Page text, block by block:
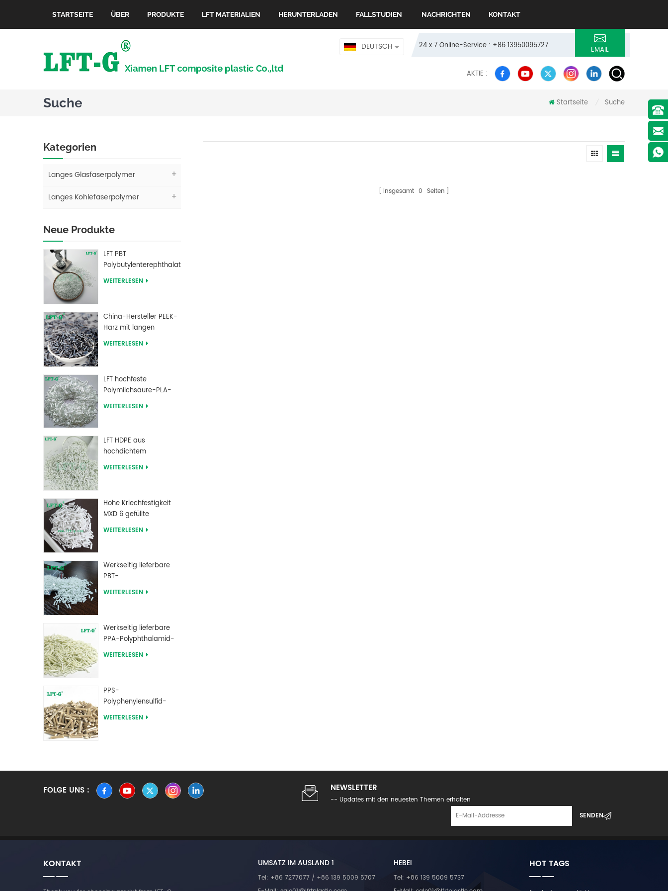
STARTSEITE ÜBER PRODUKTE LFT MATERIALIEN HERUNTERLADEN FALLSTUDIEN NACHRICHTEN KONTAKT
24 x 7 Online-Service : +86 13950095727 EMAIL
DEUTSCH
AKTIE :
Suche Startseite Suche
Kategorien
Langes Glasfaserpolymer
Langes Kohlefaserpolymer
Neue Produkte
LFT PBT
Polybutylenterephthalat
Langglasfasergefüllte
WEITERLESEN
China-Hersteller PEEK-
Harz mit langen
kohlenstofffaserverstärkten
WEITERLESEN
LFT hochfeste
Polymilchsäure-PLA-
Langglasfaser-
WEITERLESEN
LFT HDPE aus
hochdichtem
Polyethylen mit
WEITERLESEN
Hohe Kriechfestigkeit
MXD 6 gefüllte
Langglasfaser-
WEITERLESEN
Werkseitig lieferbare
PBT-
Polybutylenterephthalat-
WEITERLESEN
Werkseitig lieferbare
PPA-Polyphthalamid-
Langglasfaser-
WEITERLESEN
PPS-
Polyphenylensulfid-
Langglasfaser-
WEITERLESEN
insgesamt 0 Seiten
FOLGE UNS : NEWSLETTER
-- Updates mit den neuesten Themen erhalten
KONTAKT UMSATZ IM AUSLAND 1
Tel: +86 7277077 / +86 139 5009 5707
HEBEI
Tel: +86 139 5009 5737
HOT TAGS